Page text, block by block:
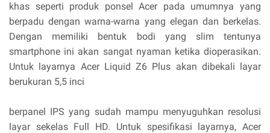
khas seperti produk ponsel Acer pada umumnya yang
berpadu dengan warna-warna yang elegan dan berkelas.
Dengan memiliki bentuk bodi yang slim tentunya
smartphone ini akan sangat nyaman ketika dioperasikan.
Untuk layarnya Acer Liquid Z6 Plus akan dibekali layar
berukuran 5,5 inci
berpanel IPS yang sudah mampu menyuguhkan resolusi
layar sekelas Full HD. Untuk spesifikasi layarnya, Acer